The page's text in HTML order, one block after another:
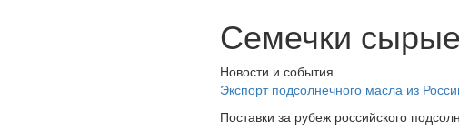
Семечки
Новости и события
Экспорт подсолнечного масла из
Поставки за рубеж российского